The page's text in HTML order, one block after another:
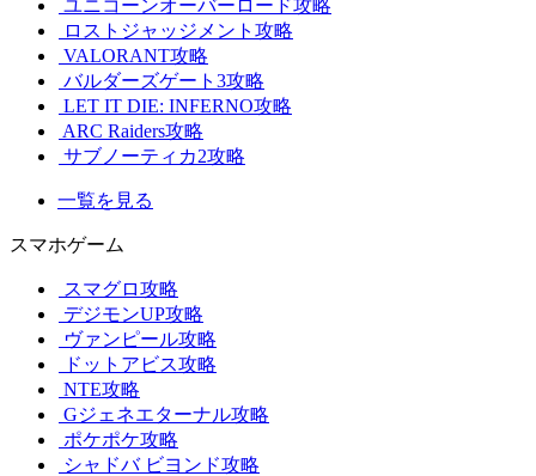
ユニコーンオーバーロード攻略
ロストジャッジメント攻略
VALORANT攻略
バルダーズゲート3攻略
LET IT DIE: INFERNO攻略
ARC Raiders攻略
サブノーティカ2攻略
一覧を見る
スマホゲーム
スマグロ攻略
デジモンUP攻略
ヴァンピール攻略
ドットアビス攻略
NTE攻略
Gジェネエターナル攻略
ポケポケ攻略
シャドバ ビヨンド攻略